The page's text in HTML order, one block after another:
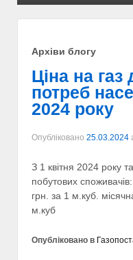
Архіви блогу
Ціна на
потреб
2024 року
Опубліковано 25.03.2024
З 1 квітня 2024 року
побутових
грн. за 1 м.куб.
м.куб
Опубліковано в